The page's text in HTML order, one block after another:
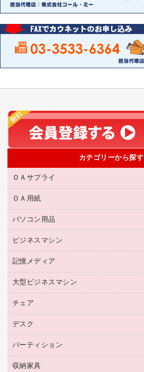
カテゴリーから探す
ＯＡサプライ
互換インクカートリッジ
リサイクルトナー（リターン方式）
リサイクルトナー（プール方式）
リサイクルインクカートリッジ
プリンタ用リボン
トナーカートリッジ
コピートナー
インクカートリッジ
ＯＡ用紙
名刺用紙
帳票用紙／フォーム用紙
ワープロ用紙
ラベル用紙
プロッター用紙
ハガキ用紙
その他コピー用紙・プリンタ用紙
コピー用紙
パソコン用品
パソコン周辺機器
各種ケーブル
マウスパッド
マウス
パソコンバッグ／収納用品
ネットワーク／ＬＡＮ機器
ネットワーク／ＬＡＮアクセサリー
セキュリティ用品
ビジネスマシン
電話機
レーザープリンタ／複合機
メモリーカード
プロジェクタ
ファクシミリ
デジタルカメラ
スキャナー
記憶メディア
ブルーレイディスク
ＣＤ－ＲＷ
ＣＤ－Ｒ
メディア収納用品
大型ビジネスマシン
プリンタ
チェア
応接イス・ベンチ
オフィスチェア
デスク
ミーティングテーブル
デスク
パーティション
ホワイトボード・黒板
収納家具